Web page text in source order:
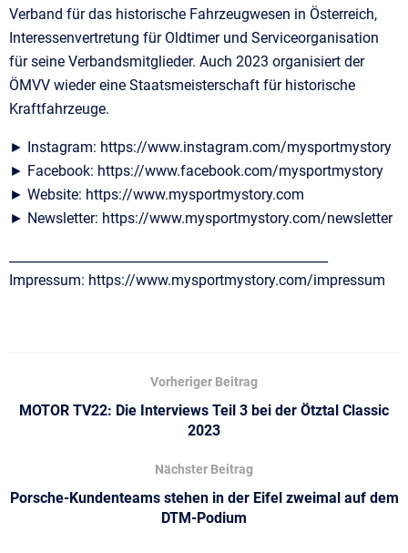
Verband für das historische Fahrzeugwesen in Österreich,
Interessenvertretung für Oldtimer und Serviceorganisation
für seine Verbandsmitglieder. Auch 2023 organisiert der
ÖMVV wieder eine Staatsmeisterschaft für historische
Kraftfahrzeuge.
► Instagram: https://www.instagram.com/mysportmystory
► Facebook: https://www.facebook.com/mysportmystory
► Website: https://www.mysportmystory.com
► Newsletter: https://www.mysportmystory.com/newsletter
Impressum: https://www.mysportmystory.com/impressum
Vorheriger Beitrag
MOTOR TV22: Die Interviews Teil 3 bei der Ötztal Classic
2023
Nächster Beitrag
Porsche-Kundenteams stehen in der Eifel zweimal auf dem
DTM-Podium